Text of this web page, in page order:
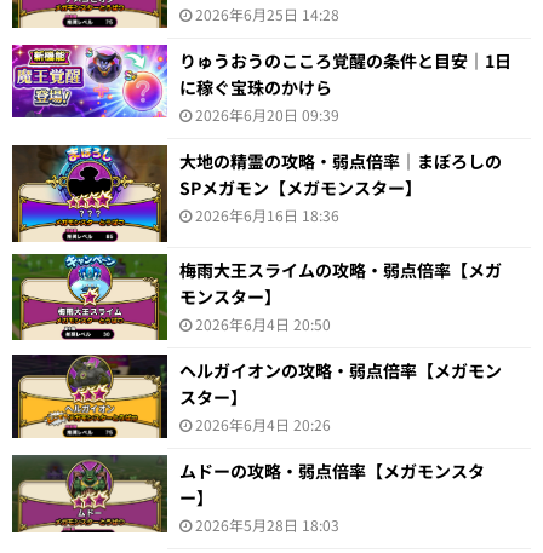
2026年6月25日 14:28
りゅうおうのこころ覚醒の条件と目安｜1日
に稼ぐ宝珠のかけら
2026年6月20日 09:39
大地の精霊の攻略・弱点倍率｜まぼろしの
SPメガモン【メガモンスター】
2026年6月16日 18:36
梅雨大王スライムの攻略・弱点倍率【メガ
モンスター】
2026年6月4日 20:50
ヘルガイオンの攻略・弱点倍率【メガモン
スター】
2026年6月4日 20:26
ムドーの攻略・弱点倍率【メガモンスタ
ー】
2026年5月28日 18:03